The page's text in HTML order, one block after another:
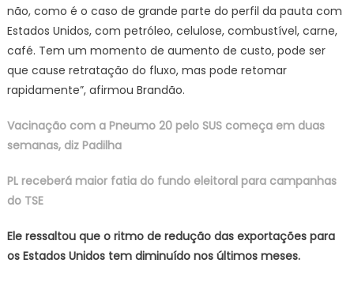
não, como é o caso de grande parte do perfil da pauta com
Estados Unidos, com petróleo, celulose, combustível, carne,
café. Tem um momento de aumento de custo, pode ser
que cause retratação do fluxo, mas pode retomar
rapidamente”, afirmou Brandão.
Vacinação com a Pneumo 20 pelo SUS começa em duas
semanas, diz Padilha
PL receberá maior fatia do fundo eleitoral para campanhas
do TSE
Ele ressaltou que o ritmo de redução das exportações para
os Estados Unidos tem diminuído nos últimos meses.